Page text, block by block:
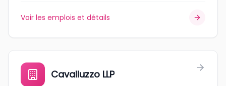
Voir les emplois et détails
Cavalluzzo LLP